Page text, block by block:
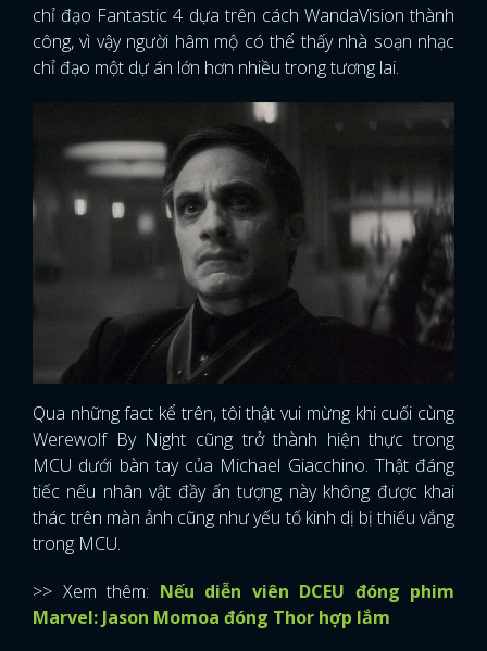
chỉ đạo Fantastic 4 dựa trên cách WandaVision thành
công, vì vậy người hâm mộ có thể thấy nhà soạn nhạc
chỉ đạo một dự án lớn hơn nhiều trong tương lai.
Qua những fact kể trên, tôi thật vui mừng khi cuối cùng
Werewolf By Night cũng trở thành hiện thực trong
MCU dưới bàn tay của Michael Giacchino. Thật đáng
tiếc nếu nhân vật đầy ấn tượng này không được khai
thác trên màn ảnh cũng như yếu tố kinh dị bị thiếu vắng
trong MCU.
>> Xem thêm: Nếu diễn viên DCEU đóng phim
Marvel: Jason Momoa đóng Thor hợp lắm